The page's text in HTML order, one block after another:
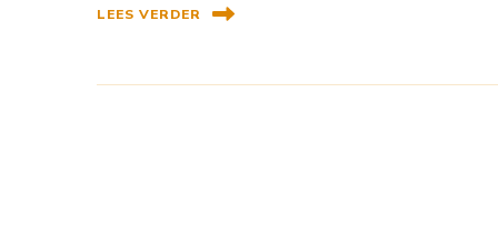
LEES VERDER